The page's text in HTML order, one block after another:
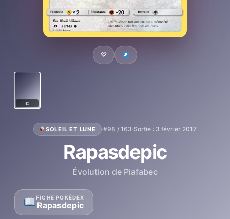
♡
C
SOLEIL ET LUNE ·#98 / 163·Sortie : 3 février 2017
Rapasdepic
Évolution de Piafabec
FICHE POKÉDEX
Rapasdepic